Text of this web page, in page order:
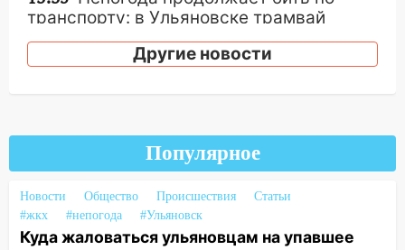
транспорту: в Ульяновске трамвай
сошёл с рельсов
13:22 Упавшие деревья перекрыли
закончится сегодня: сильные ливни
сохранятся 9 августа
13:15
Трижды «брал в долг» без спроса:
житель Вешкаймского района похитил у
знакомого 191 тысячу рублей
Другие новости
Популярное
Новости Общество Происшествия
Статьи
#жкх
#непогода #Ульяновск
Куда жаловаться ульяновцам на упавшее